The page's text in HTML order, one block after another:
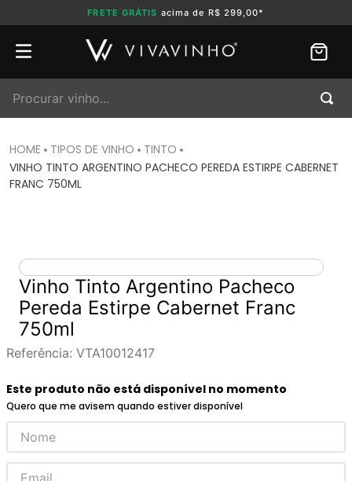
FRETE GRÁTIS acima de R$ 299,00*
TIPOS DE VINHO
TINTO
VINHO TINTO ARGENTINO PACHECO PEREDA ESTIRPE CABERNET
FRANC 750ML
Vinho Tinto Argentino Pacheco
Pereda Estirpe Cabernet Franc
750ml
Referência: VTA10012417
Este produto não está disponível no momento
Quero que me avisem quando estiver disponível